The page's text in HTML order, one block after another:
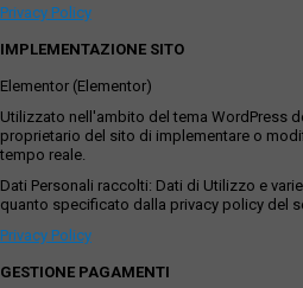
Privacy Policy
IMPLEMENTAZIONE SITO
Elementor (Elementor)
Utilizzato nell'ambito del tema WordPress
proprietario del sito di implementare o
tempo reale.
Dati Personali raccolti: Dati di Utilizzo e
quanto specificato dalla privacy policy del
Privacy Policy
GESTIONE PAGAMENTI